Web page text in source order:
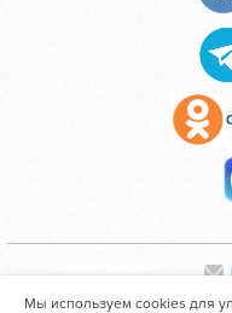
Мы используем cookies для